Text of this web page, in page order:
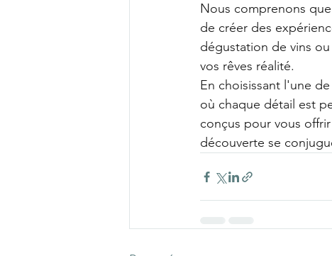
Nous comprenons
de créer des
dégustation de vins
vos rêves réalité.
En choisissant l'une
où chaque détail est
conçus pour vous
découverte se